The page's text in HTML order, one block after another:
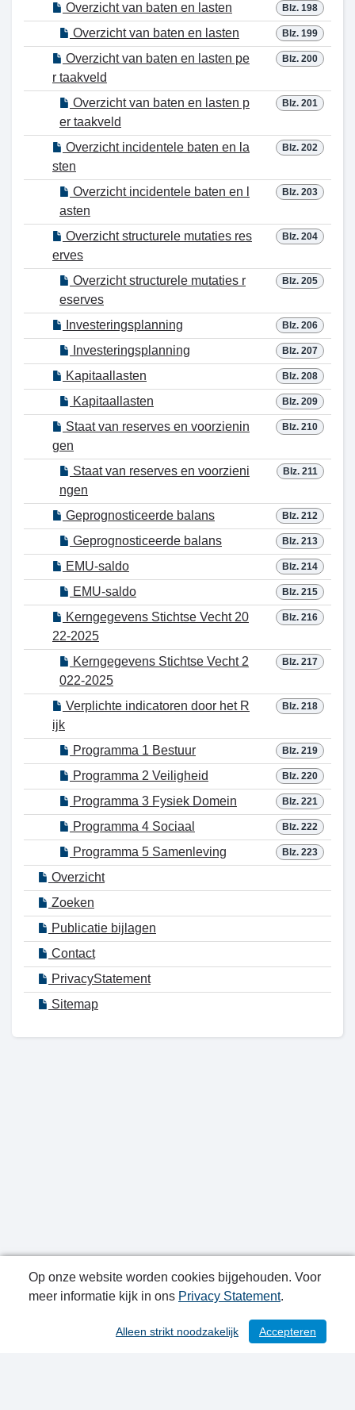
Blz. 198
Overzicht van baten en lasten
Blz. 199
Overzicht van baten en lasten
Blz. 200
Overzicht van baten en lasten pe
r taakveld
Blz. 201
Overzicht van baten en lasten p
er taakveld
Blz. 202
Overzicht incidentele baten en la
sten
Blz. 203
Overzicht incidentele baten en l
asten
Blz. 204
Overzicht structurele mutaties res
erves
Blz. 205
Overzicht structurele mutaties r
eserves
Blz. 206
Investeringsplanning
Blz. 207
Investeringsplanning
Blz. 208
Kapitaallasten
Blz. 209
Kapitaallasten
Blz. 210
Staat van reserves en voorzienin
gen
Blz. 211
Staat van reserves en voorzieni
ngen
Blz. 212
Geprognosticeerde balans
Blz. 213
Geprognosticeerde balans
Blz. 214
EMU-saldo
Blz. 215
EMU-saldo
Blz. 216
Kerngegevens Stichtse Vecht 20
22-2025
Blz. 217
Kerngegevens Stichtse Vecht 2
022-2025
Blz. 218
Verplichte indicatoren door het R
ijk
Blz. 219
Programma 1 Bestuur
Blz. 220
Programma 2 Veiligheid
Blz. 221
Programma 3 Fysiek Domein
Blz. 222
Programma 4 Sociaal
Blz. 223
Programma 5 Samenleving
Overzicht
Zoeken
Publicatie bijlagen
Contact
PrivacyStatement
Sitemap
Publicatiedatum: 16-09-2021
Op onze website worden cookies bijgehouden. Voor
meer informatie kijk in ons Privacy Statement.
Accepteren
Alleen strikt noodzakelijk